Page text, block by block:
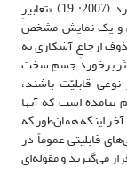
نیز فرق می‌گذارند. به تعبیرِ الکساندر برد (2007: 19) «تعابیرِ
و یک نمایشِ مشخص
ارجاعِ آشکاری به
برخورد جسمِ سخت
قابلیّت باشند،
نیامده است که آنها
اینکه همان‌طور که
قابلیتی عموماً در
می‌گیرند و مقوله‌ای